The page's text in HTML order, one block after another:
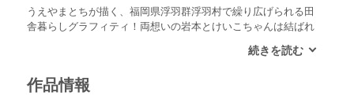
うえやまとちが描く、福岡県浮羽群浮羽村で繰り広げられる田
舎暮らしグラフィティ！両想いの岩本とけいこちゃんは結ばれ
作品情報